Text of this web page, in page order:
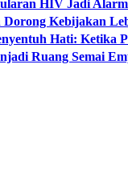
HIV Jadi
Kebijakan
Hati: Ketika
Ruang Semai